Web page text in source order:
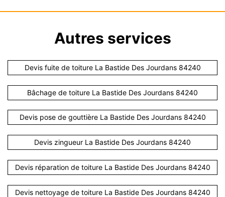
Autres services
Devis fuite de toiture La Bastide Des Jourdans 84240
Bâchage de toiture La Bastide Des Jourdans 84240
Devis pose de gouttière La Bastide Des Jourdans 84240
Devis zingueur La Bastide Des Jourdans 84240
Devis réparation de toiture La Bastide Des Jourdans 84240
Devis nettoyage de toiture La Bastide Des Jourdans 84240